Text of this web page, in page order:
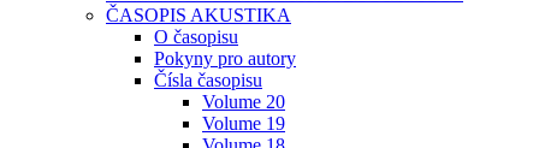
ČASOPIS AKUSTIKA
O časopisu
Pokyny pro autory
Čísla časopisu
Volume 20
Volume 19